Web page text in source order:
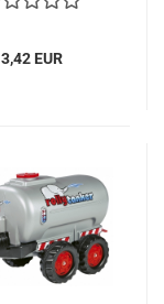
3,42 EUR